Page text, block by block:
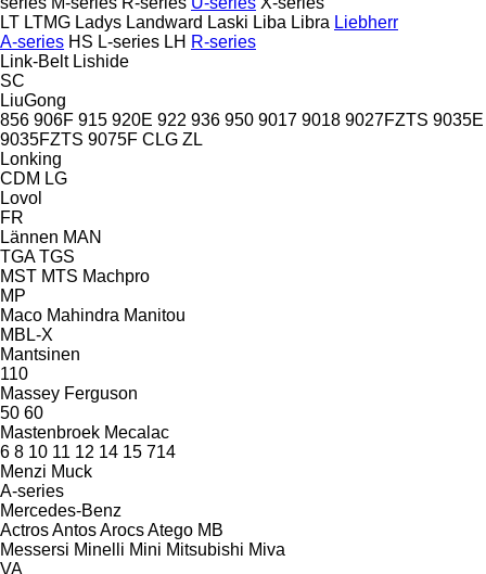
LT LTMG Ladys Landward Laski Liba Libra Liebherr
A-series HS L-series LH R-series
Link-Belt Lishide
SC
LiuGong
856 906F 915 920E 922 936 950 9017 9018 9027FZTS 9035E
9035FZTS 9075F CLG ZL
Lonking
CDM LG
Lovol
FR
Lännen MAN
TGA TGS
MST MTS Machpro
MP
Maco Mahindra Manitou
MBL-X
Mantsinen
110
Massey Ferguson
50 60
Mastenbroek Mecalac
6 8 10 11 12 14 15 714
Menzi Muck
A-series
Mercedes-Benz
ActrosAntosArocsAtego MB
Messersi Minelli Mini Mitsubishi Miva
VA